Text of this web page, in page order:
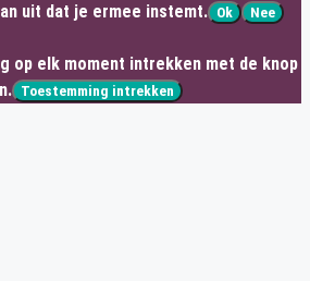
uit dat je ermee instemt. Ok
Nee
op elk moment intrekken met de knop
Toestemming intrekken